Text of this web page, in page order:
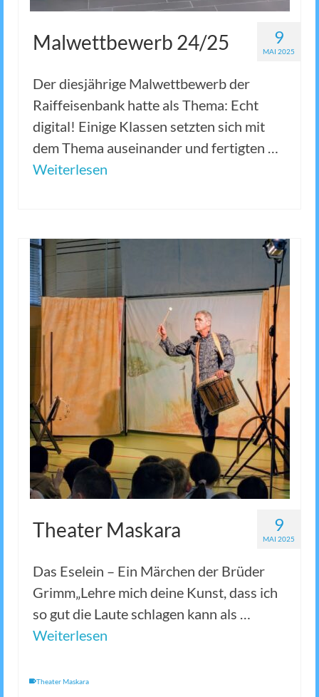
9
MAI 2025
Malwettbewerb 24/25
Der diesjährige Malwettbewerb der
Raiffeisenbank hatte als Thema: Echt
digital! Einige Klassen setzten sich mit
dem Thema auseinander und fertigten …
Weiterlesen
9
MAI 2025
Theater Maskara
Das Eselein – Ein Märchen der Brüder
Grimm„Lehre mich deine Kunst, dass ich
so gut die Laute schlagen kann als …
Weiterlesen
Theater Maskara